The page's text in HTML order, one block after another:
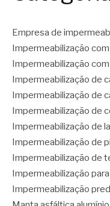
Empresa de
Impermeabilização
Impermeabilização
Impermeabilização de
Impermeabilização de
Impermeabilização de
Impermeabilização de
Impermeabilização de
Impermeabilização de
Impermeabilização
Impermeabilização